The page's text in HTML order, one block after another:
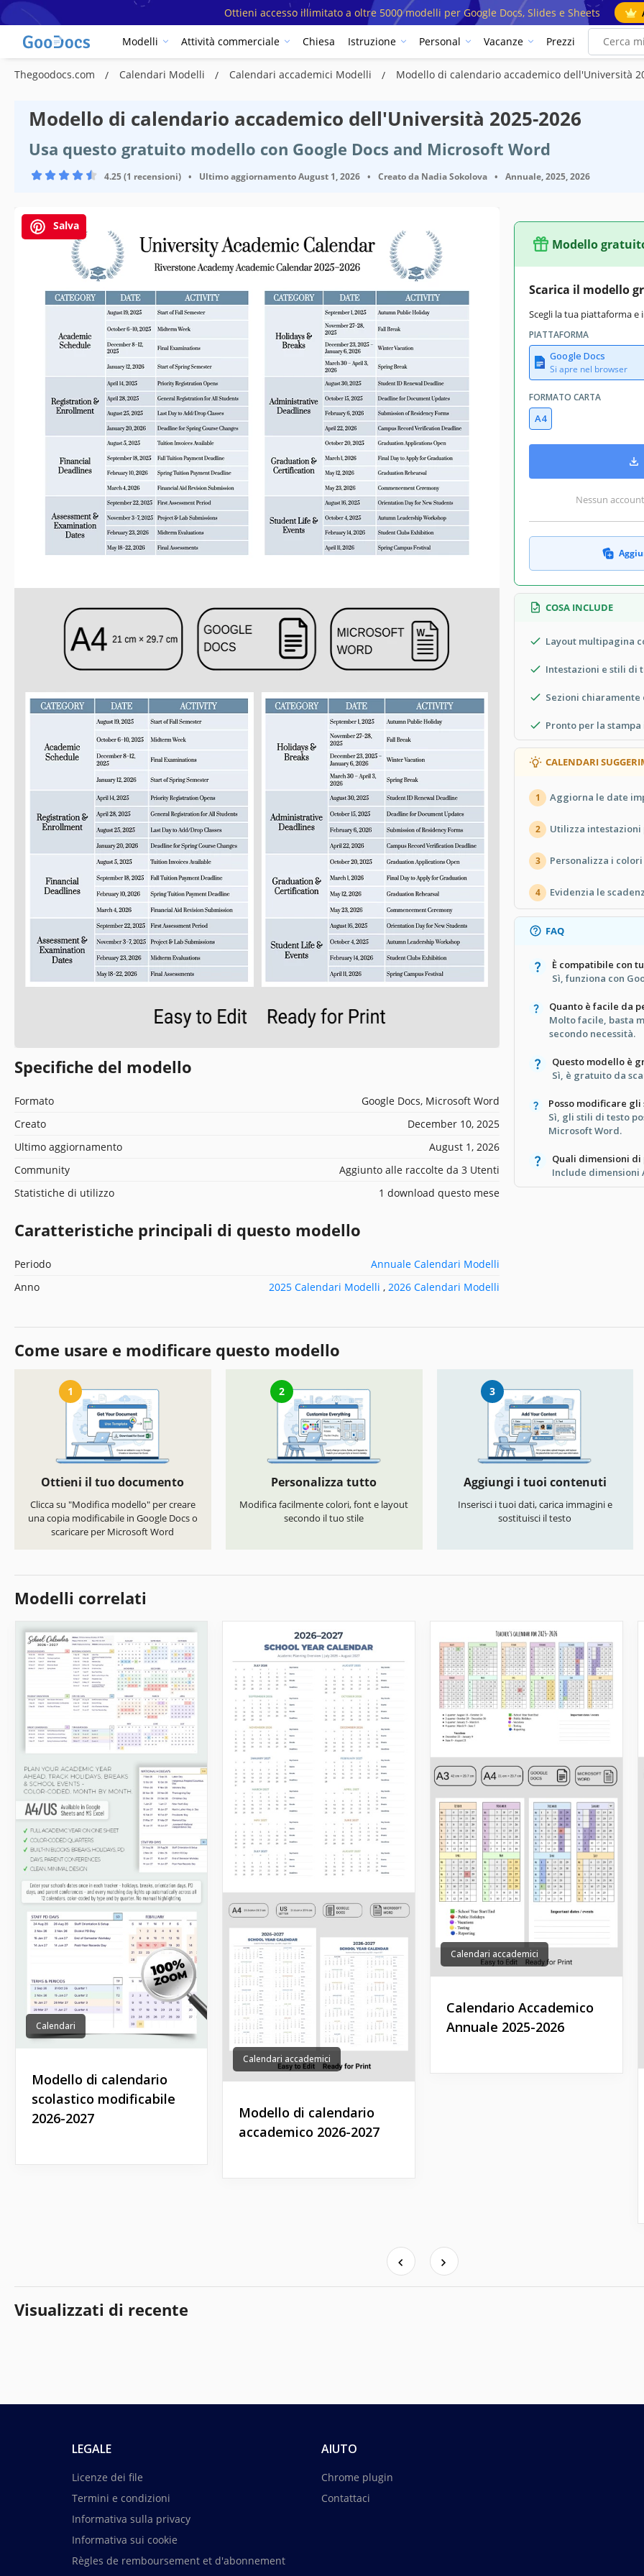
Ottieni accesso illimitato a oltre 5000 modelli per Google Docs, Slides e Sheets
Modelli Attività commerciale Chiesa Istruzione Personal Vacanze Prezzi
Thegoodocs.com Calendari Modelli Calendari accademici Modelli Modello di calendario accademico dell'Università
Modello di calendario accademico dell'Università 2025-2026
Usa questo gratuito modello con Google Docs and Microsoft Word
4.25 (1 recensioni) • Ultimo aggiornamentoAugust 1, 2026 • Creato da Nadia Sokolova • Annuale, 2025, 2026
Salva
Specifiche del modello
Formato
Google Docs, Microsoft Word
Creato
December 10, 2025
Ultimo aggiornamento
August 1, 2026
Community
Aggiunto alle raccolte da 3 Utenti
Statistiche di utilizzo
1 download questo mese
Caratteristiche principali di questo modello
Periodo
Annuale Calendari Modelli
Anno
2025 Calendari Modelli , 2026 Calendari Modelli
Modello
Scarica il modello
Scegli la tua piattaforma
PIATTAFORMA
Google Docs
Si apre nel browser
FORMATO CARTA
A4
Nessun
COSA INCLUDE
Layout multipagina
Intestazioni e stili di
Sezioni
Pronto per la stampa
CALENDARI
1 Aggiorna le date
2 Utilizza
3 Personalizza i
4 Evidenzia le
FAQ
È compatibile con
Sì, funziona con
Quanto è facile da
Molto facile, basta
secondo necessità.
Questo modello è
Sì, è gratuito da
Posso modificare
Sì, gli stili di testo
Microsoft Word.
Quali dimensioni di
Include dimensioni
Come usare e modificare questo modello
1
Ottieni il tuo documento
Clicca su "Modifica modello" per creare
una copia modificabile in Google Docs o
scaricare per Microsoft Word
2
Personalizza tutto
Modifica facilmente colori, font e layout
secondo il tuo stile
3
Aggiungi i tuoi contenuti
Inserisci i tuoi dati, carica immagini e
sostituisci il testo
Modelli correlati
Calendari
Modello di calendario
scolastico modificabile
2026-2027
Calendari accademici
Modello di calendario
accademico 2026-2027
Calendari accademici
Calendario Accademico
Annuale 2025-2026
Visualizzati di recente
LEGALE
Licenze dei file
Termini e condizioni
Informativa sulla privacy
Informativa sui cookie
Règles de remboursement et d'abonnement
AIUTO
Chrome plugin
Contattaci